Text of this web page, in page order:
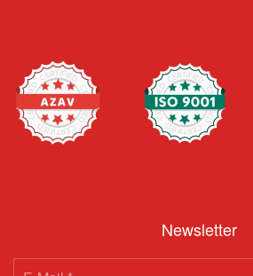
Newsletter